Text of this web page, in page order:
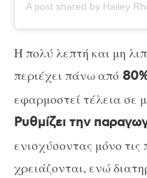
Η πολύ λεπτή και μη
περιέχει πάνω από
εφαρμοστεί τέλεια σε
Ρυθμίζει την
ενισχύσοντας μόνο τις
χρειάζονται, ενώ